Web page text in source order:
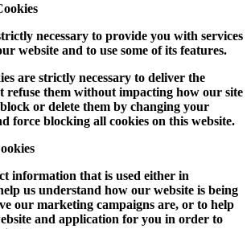
necessary to provide you with services
website and to use some of its features.
are strictly necessary to deliver the
refuse them without impacting how our site
or delete them by changing your
force blocking all cookies on this website.
information that is used either in
us understand how our website is being
our marketing campaigns are, or to help
and application for you in order to